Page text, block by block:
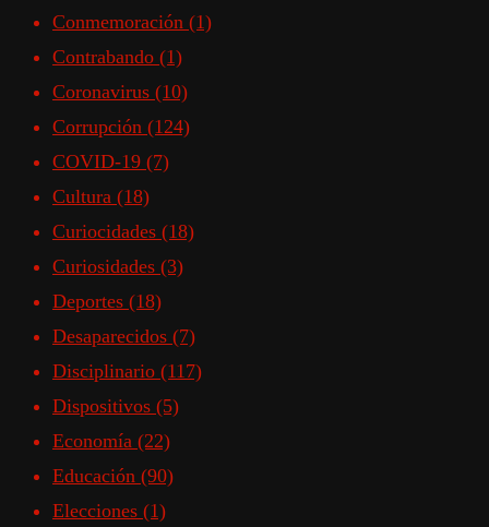
Conmemoración (1)
Contrabando (1)
Coronavirus (10)
Corrupción (124)
COVID-19 (7)
Cultura (18)
Curiocidades (18)
Curiosidades (3)
Deportes (18)
Desaparecidos (7)
Disciplinario (117)
Dispositivos (5)
Economía (22)
Educación (90)
Elecciones (1)